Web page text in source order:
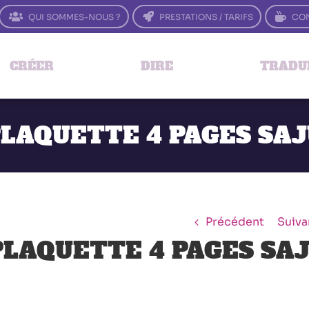
QUI SOMMES-NOUS ? PRESTATIONS / TARIFS
CRÉER DIRE
4 PAGES
Précédent
4 PAGES